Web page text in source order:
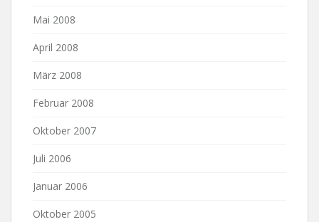
Mai 2008
April 2008
März 2008
Februar 2008
Oktober 2007
Juli 2006
Januar 2006
Oktober 2005